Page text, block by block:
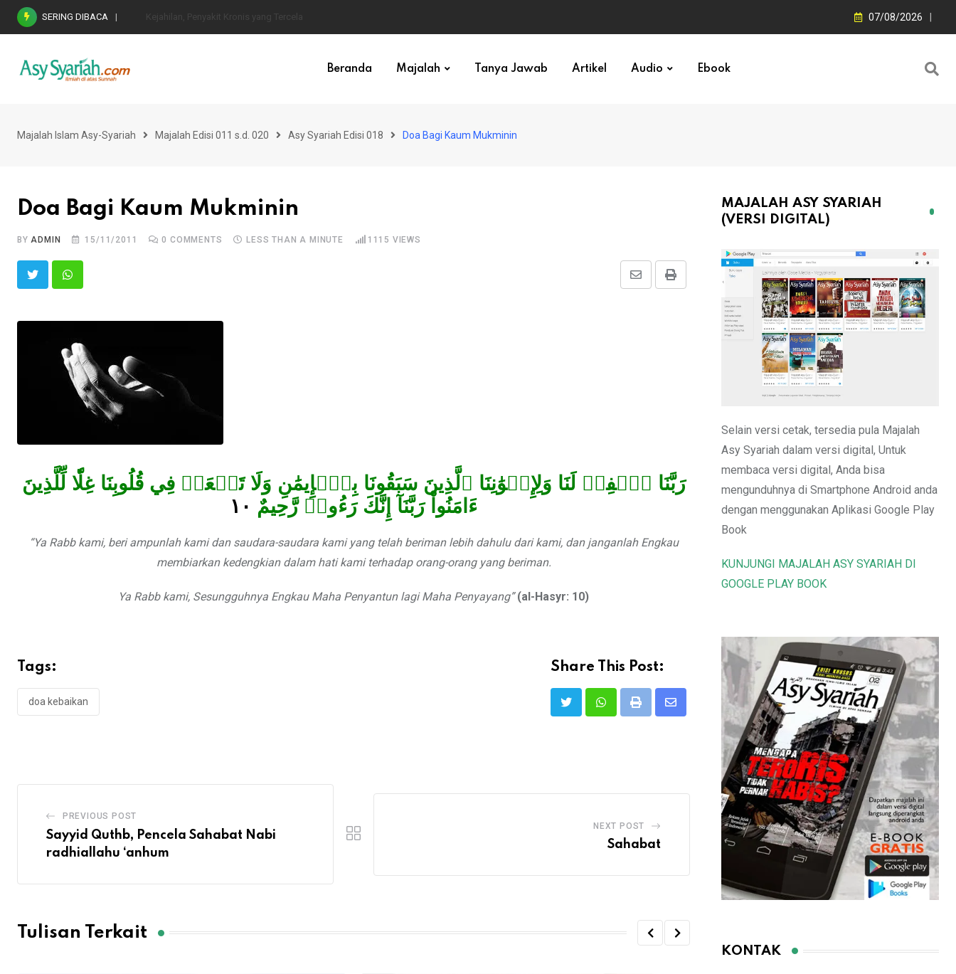
Skip
SERING DIBACA Nasihat Emas di Masa Fitnah (Ujian/Perselisihan) 07/08/2026
Beranda Majalah Tanya Jawab Artikel Audio Ebook
Majalah Islam Asy-Syariah Majalah Edisi 011 s.d. 020 Asy Syariah Edisi 018 Doa Bagi Kaum Mukminin
Doa Bagi Kaum Mukminin
BYADMIN 15/11/2011 0 COMMENTS LESS THAN A MINUTE 1115 VIEWS
Print
Share
رَبَّنَا ٱغۡفِرۡ لَنَا وَلِإِخۡوَٰنِنَا ٱلَّذِينَ سَبَقُونَا بِٱلۡإِيمَٰنِ وَلَا تَجۡعَلۡ فِي قُلُوبِنَا غِلّٗا لِّلَّذِينَ
ءَامَنُواْ رَبَّنَآ إِنَّكَ رَءُوفٞ رَّحِيمٌ ١٠
“Ya Rabb kami, beri ampunlah kami dan saudara-saudara kami yang telah beriman lebih dahulu dari kami, dan janganlah Engkau
membiarkan kedengkian dalam hati kami terhadap orang-orang yang beriman.
Ya Rabb kami, Sesungguhnya Engkau Maha Penyantun lagi Maha Penyayang” (al-Hasyr: 10)
Tags:
doa kebaikan
Share This Post:
Print
Share
PREVIOUS POST
Sayyid Quthb, Pencela Sahabat Nabi
radhiallahu ‘anhum
NEXT POST
Sahabat
Tulisan Terkait
MAJALAH ASY SYARIAH
(VERSI DIGITAL)
Selain versi cetak, tersedia pula Majalah
Asy Syariah dalam versi digital, Untuk
membaca versi digital, Anda bisa
mengunduhnya di Smartphone Android anda
dengan menggunakan Aplikasi Google Play
Book
KUNJUNGI MAJALAH ASY SYARIAH DI
GOOGLE PLAY BOOK
KONTAK